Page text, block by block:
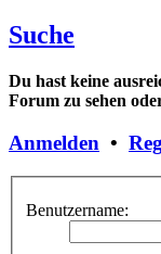
Suche
Du hast keine
Forum zu sehen
Anmelden •
Benutzername: